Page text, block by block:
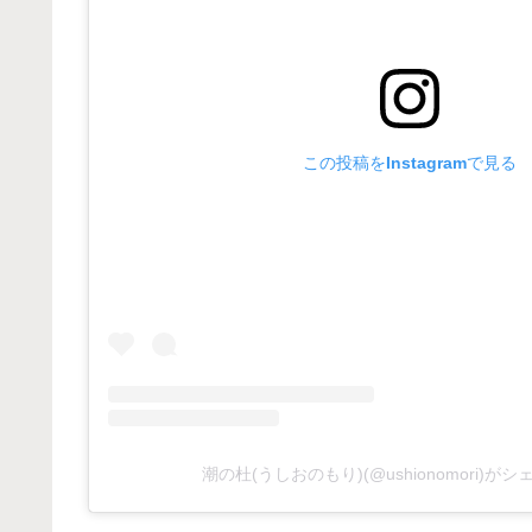
この投稿をInstagramで見る
潮の杜(うしおのもり)(@ushionomori)がシ